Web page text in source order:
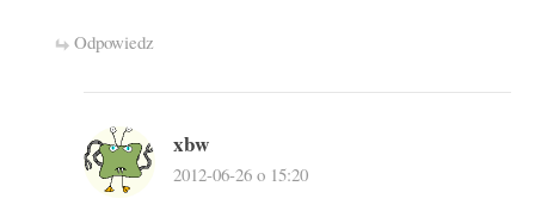
Odpowiedz
xbw
2012-06-26 o 15:20